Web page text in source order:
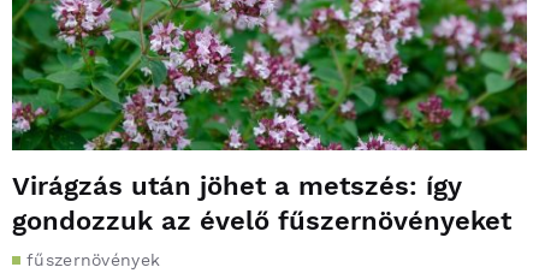
Virágzás után jöhet a metszés: így
gondozzuk az évelő fűszernövényeket
fűszernövények